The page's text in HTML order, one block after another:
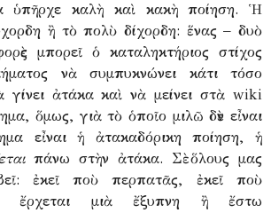
ὑπῆρχε καλὴ καὶ κακὴ ποίηση. Ἡ
ἢ τὸ πολὺ δίχορδη: ἕνας – δυὸ
μπορεῖ ὁ καταληκτήριος στίχος
νὰ συμπυκνώνει κάτι τόσο
γίνει ἀτάκα καὶ νὰ μείνει στὰ wiki
ὅμως, γιὰ τὸ ὁποῖο μιλῶ δὲν εἶναι
εἶναι ἡ ἀτακαδόρικη ποίηση, ἡ
πάνω στὴν ἀτάκα. Σὲ ὅλους μας
ἐκεῖ ποὺ περπατᾶς, ἐκεῖ ποὺ
ἔρχεται μιὰ ἔξυπνη ἢ ἔστω